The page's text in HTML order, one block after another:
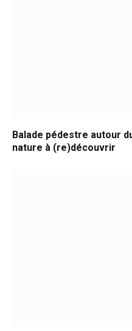
Balade pédestre autour
nature à (re)découvrir